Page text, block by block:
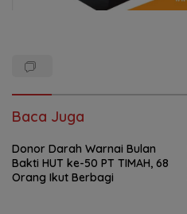
Baca Juga
Donor Darah Warnai Bulan
Bakti HUT ke-50 PT TIMAH, 68
Orang Ikut Berbagi